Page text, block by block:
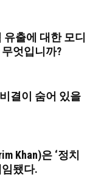
출에 대한 모디
엇입니까?
결이 숨어 있을
Khan)은 ‘정치
임됐다.